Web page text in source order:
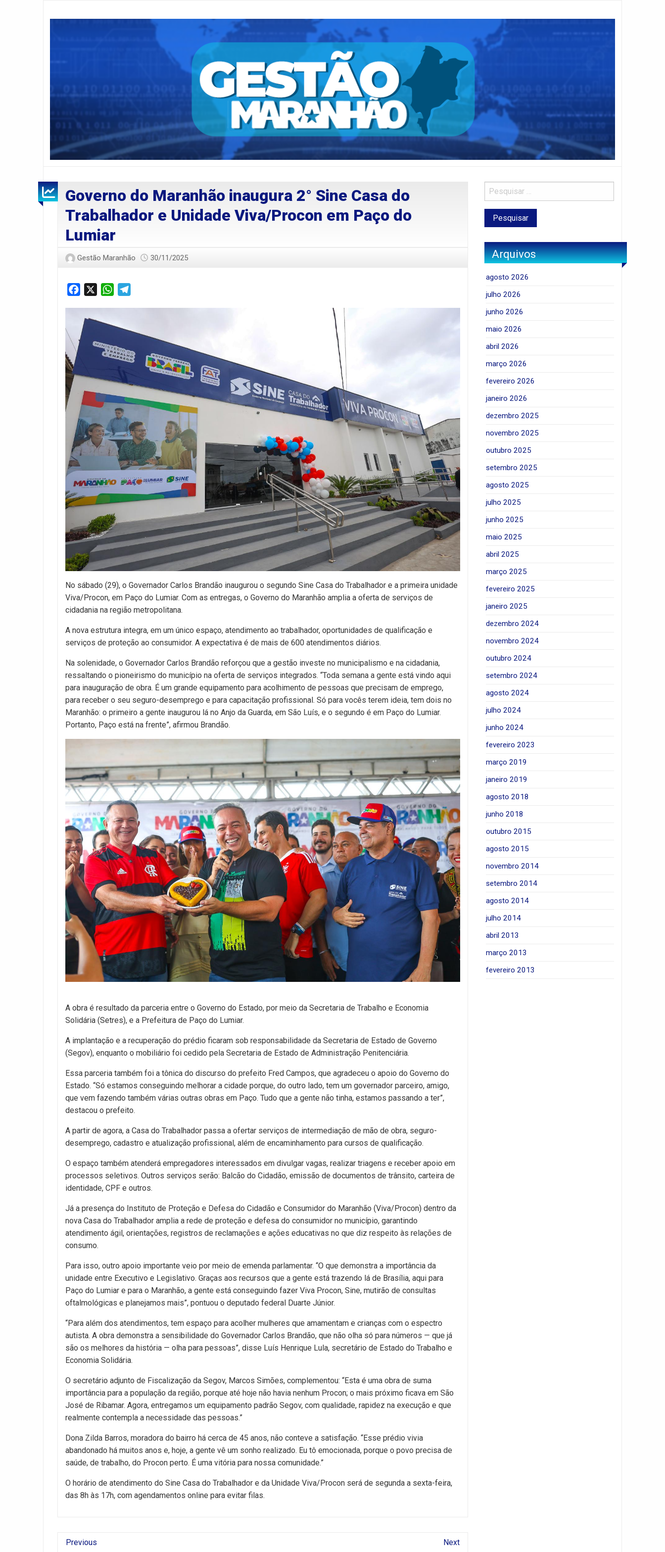
Governo do Maranhão inaugura 2° Sine Casa do
Trabalhador e Unidade Viva/Procon em Paço do
Lumiar
Gestão Maranhão 30/11/2025
Facebook WhatsApp
No sábado (29), o Governador Carlos Brandão inaugurou o segundo Sine Casa do Trabalhador e a primeira unidade
Viva/Procon, em Paço do Lumiar. Com as entregas, o Governo do Maranhão amplia a oferta de serviços de
cidadania na região metropolitana.
A nova estrutura integra, em um único espaço, atendimento ao trabalhador, oportunidades de qualificação e
serviços de proteção ao consumidor. A expectativa é de mais de 600 atendimentos diários.
Na solenidade, o Governador Carlos Brandão reforçou que a gestão investe no municipalismo e na cidadania,
ressaltando o pioneirismo do município na oferta de serviços integrados. “Toda semana a gente está vindo aqui
para inauguração de obra. É um grande equipamento para acolhimento de pessoas que precisam de emprego,
para receber o seu seguro-desemprego e para capacitação profissional. Só para vocês terem ideia, tem dois no
Maranhão: o primeiro a gente inaugurou lá no Anjo da Guarda, em São Luís, e o segundo é em Paço do Lumiar.
Portanto, Paço está na frente”, afirmou Brandão.
A obra é resultado da parceria entre o Governo do Estado, por meio da Secretaria de Trabalho e Economia
Solidária (Setres), e a Prefeitura de Paço do Lumiar.
A implantação e a recuperação do prédio ficaram sob responsabilidade da Secretaria de Estado de Governo
(Segov), enquanto o mobiliário foi cedido pela Secretaria de Estado de Administração Penitenciária.
Essa parceria também foi a tônica do discurso do prefeito Fred Campos, que agradeceu o apoio do Governo do
Estado. “Só estamos conseguindo melhorar a cidade porque, do outro lado, tem um governador parceiro, amigo,
que vem fazendo também várias outras obras em Paço. Tudo que a gente não tinha, estamos passando a ter”,
destacou o prefeito.
A partir de agora, a Casa do Trabalhador passa a ofertar serviços de intermediação de mão de obra, seguro-
desemprego, cadastro e atualização profissional, além de encaminhamento para cursos de qualificação.
O espaço também atenderá empregadores interessados em divulgar vagas, realizar triagens e receber apoio em
processos seletivos. Outros serviços serão: Balcão do Cidadão, emissão de documentos de trânsito, carteira de
identidade, CPF e outros.
Já a presença do Instituto de Proteção e Defesa do Cidadão e Consumidor do Maranhão (Viva/Procon) dentro da
nova Casa do Trabalhador amplia a rede de proteção e defesa do consumidor no município, garantindo
atendimento ágil, orientações, registros de reclamações e ações educativas no que diz respeito às relações de
consumo.
Para isso, outro apoio importante veio por meio de emenda parlamentar. “O que demonstra a importância da
unidade entre Executivo e Legislativo. Graças aos recursos que a gente está trazendo lá de Brasília, aqui para
Paço do Lumiar e para o Maranhão, a gente está conseguindo fazer Viva Procon, Sine, mutirão de consultas
oftalmológicas e planejamos mais”, pontuou o deputado federal Duarte Júnior.
“Para além dos atendimentos, tem espaço para acolher mulheres que amamentam e crianças com o espectro
autista. A obra demonstra a sensibilidade do Governador Carlos Brandão, que não olha só para números — que já
são os melhores da história — olha para pessoas”, disse Luís Henrique Lula, secretário de Estado do Trabalho e
Economia Solidária.
O secretário adjunto de Fiscalização da Segov, Marcos Simões, complementou: “Esta é uma obra de suma
importância para a população da região, porque até hoje não havia nenhum Procon; o mais próximo ficava em São
José de Ribamar. Agora, entregamos um equipamento padrão Segov, com qualidade, rapidez na execução e que
realmente contempla a necessidade das pessoas.”
Dona Zilda Barros, moradora do bairro há cerca de 45 anos, não conteve a satisfação. “Esse prédio vivia
abandonado há muitos anos e, hoje, a gente vê um sonho realizado. Eu tô emocionada, porque o povo precisa de
saúde, de trabalho, do Procon perto. É uma vitória para nossa comunidade.”
O horário de atendimento do Sine Casa do Trabalhador e da Unidade Viva/Procon será de segunda a sexta-feira,
das 8h às 17h, com agendamentos online para evitar filas.
Previous Next
Arquivos
agosto 2026
julho 2026
junho 2026
maio 2026
abril 2026
março 2026
fevereiro 2026
janeiro 2026
dezembro 2025
novembro 2025
outubro 2025
setembro 2025
agosto 2025
julho 2025
junho 2025
maio 2025
abril 2025
março 2025
fevereiro 2025
janeiro 2025
dezembro 2024
novembro 2024
outubro 2024
setembro 2024
agosto 2024
julho 2024
junho 2024
fevereiro 2023
março 2019
janeiro 2019
agosto 2018
junho 2018
outubro 2015
agosto 2015
novembro 2014
setembro 2014
agosto 2014
julho 2014
abril 2013
março 2013
fevereiro 2013